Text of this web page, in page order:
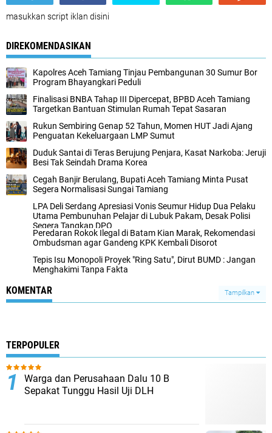
masukkan script iklan disini
DIREKOMENDASIKAN
Kapolres Aceh Tamiang Tinjau Pembangunan 30 Sumur Bor
Program Bhayangkari Peduli
Finalisasi BNBA Tahap III Dipercepat, BPBD Aceh Tamiang
Targetkan Bantuan Stimulan Rumah Tepat Sasaran
Rukun Sembiring Genap 52 Tahun, Momen HUT Jadi Ajang
Penguatan Kekeluargaan LMP Sumut
Duduk Santai di Teras Berujung Penjara, Kasat Narkoba: Jeruji
Besi Tak Seindah Drama Korea
Cegah Banjir Berulang, Bupati Aceh Tamiang Minta Pusat
Segera Normalisasi Sungai Tamiang
LPA Deli Serdang Apresiasi Vonis Seumur Hidup Dua Pelaku
Utama Pembunuhan Pelajar di Lubuk Pakam, Desak Polisi
Segera Tangkap DPO
Peredaran Rokok Ilegal di Batam Kian Marak, Rekomendasi
Ombudsman agar Gandeng KPK Kembali Disorot
Tepis Isu Monopoli Proyek "Ring Satu", Dirut BUMD : Jangan
Menghakimi Tanpa Fakta
KOMENTAR Tampilkan
TERPOPULER
Warga dan Perusahaan Dalu 10 B
Sepakat Tunggu Hasil Uji DLH